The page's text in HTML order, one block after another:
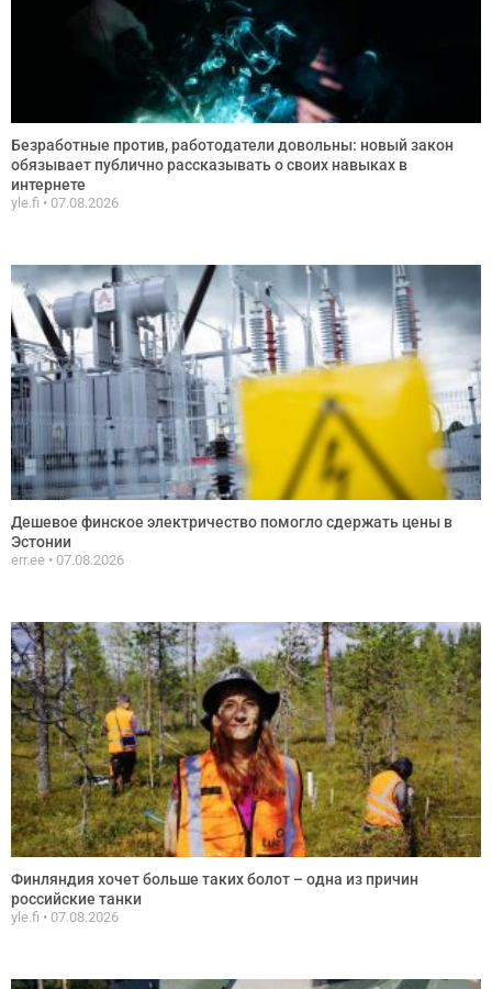
Безработные против, работодатели довольны: новый закон
обязывает публично рассказывать о своих навыках в
интернете
yle.fi 07.08.2026
Дешевое финское электричество помогло сдержать цены в
Эстонии
err.ee 07.08.2026
Финляндия хочет больше таких болот – одна из причин
российские танки
yle.fi 07.08.2026